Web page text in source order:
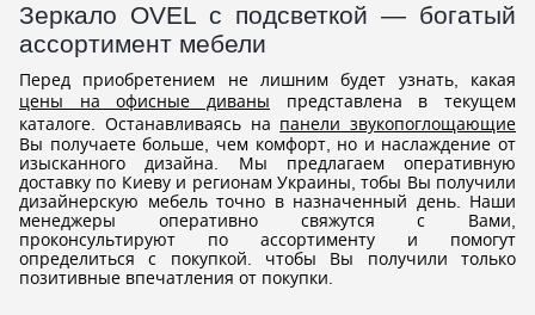
Зеркало OVEL с подсветкой — богатый
ассортимент мебели
Перед приобретением не лишним будет узнать, какая
цены на офисные диваны представлена в текущем
каталоге. Останавливаясь на панели звукопоглощающие
Вы получаете больше, чем комфорт, но и наслаждение от
изысканного дизайна. Мы предлагаем оперативную
доставку по Киеву и регионам Украины, тобы Вы получили
дизайнерскую мебель точно в назначенный день. Наши
менеджеры оперативно свяжутся с Вами,
проконсультируют по ассортименту и помогут
определиться с покупкой. чтобы Вы получили только
позитивные впечатления от покупки.